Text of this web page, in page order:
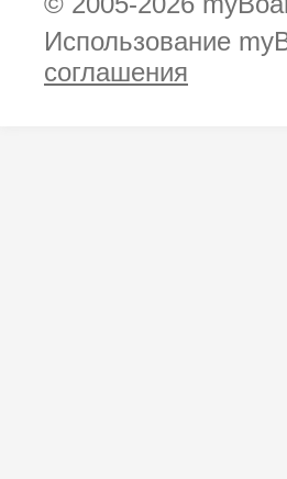
Использование
соглашения